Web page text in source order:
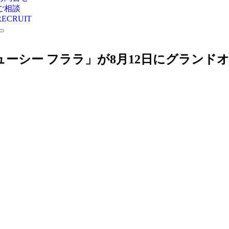
相談
ーシー フララ」が8月12日にグランド